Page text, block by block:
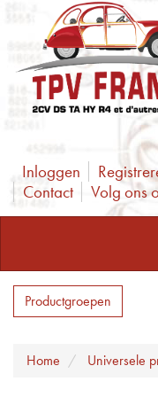
Inloggen
Contact
Volg ons
Productgroepen
Home Universele